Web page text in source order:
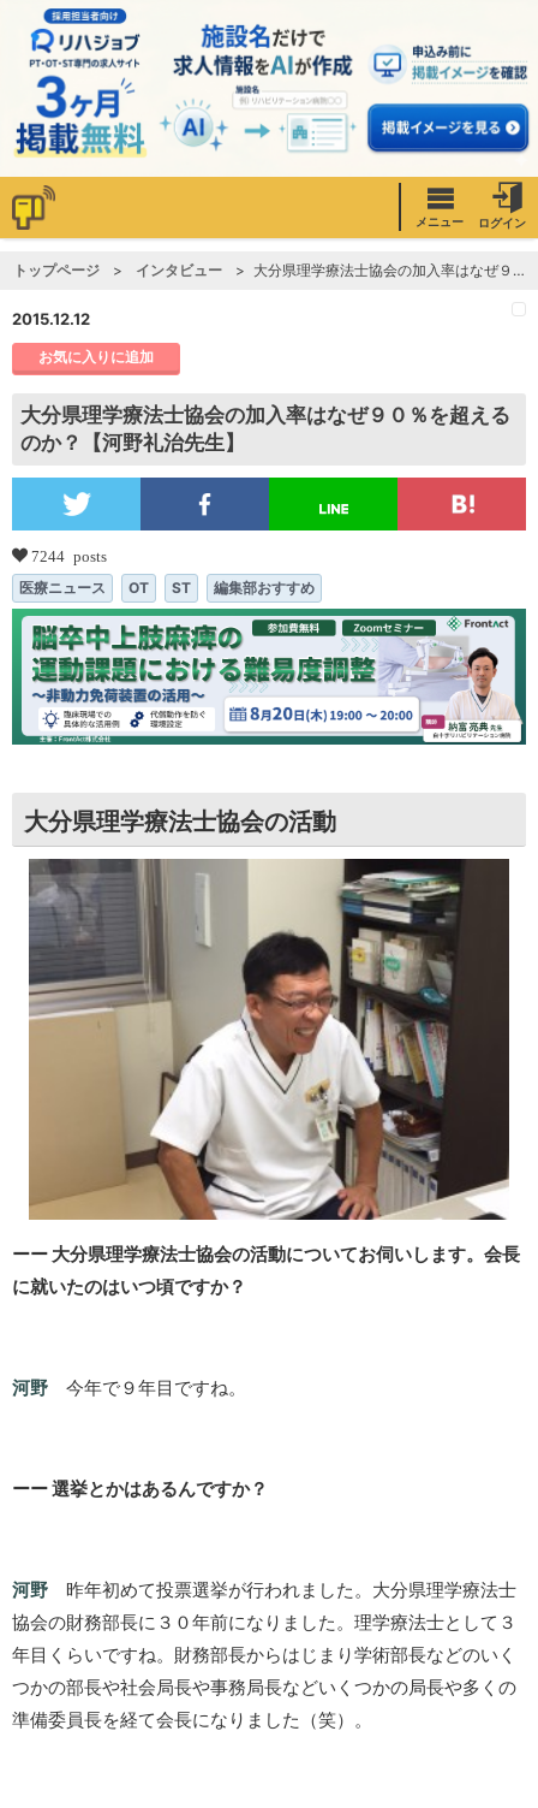
メニュー ログイン
トップページ インタビュー 大分県理学療法士協会の加入率はなぜ９０％を超えるのか？【河野礼治先生】
2015.12.12
お気に入りに追加
大分県理学療法士協会の加入率はなぜ９０％を超える
のか？【河野礼治先生】
7244 posts
医療ニュース OT ST 編集部おすすめ
大分県理学療法士協会の活動
ーー 大分県理学療法士協会の活動についてお伺いします。会長
に就いたのはいつ頃ですか？
河野 今年で９年目ですね。
ーー 選挙とかはあるんですか？
河野
昨年初めて投票選挙が行われました。大分県理学療法士
協会の財務部長に３０年前になりました。理学療法士として３
年目くらいですね。財務部長からはじまり学術部長などのいく
つかの部長や社会局長や事務局長などいくつかの局長や多くの
準備委員長を経て会長になりました（笑）。